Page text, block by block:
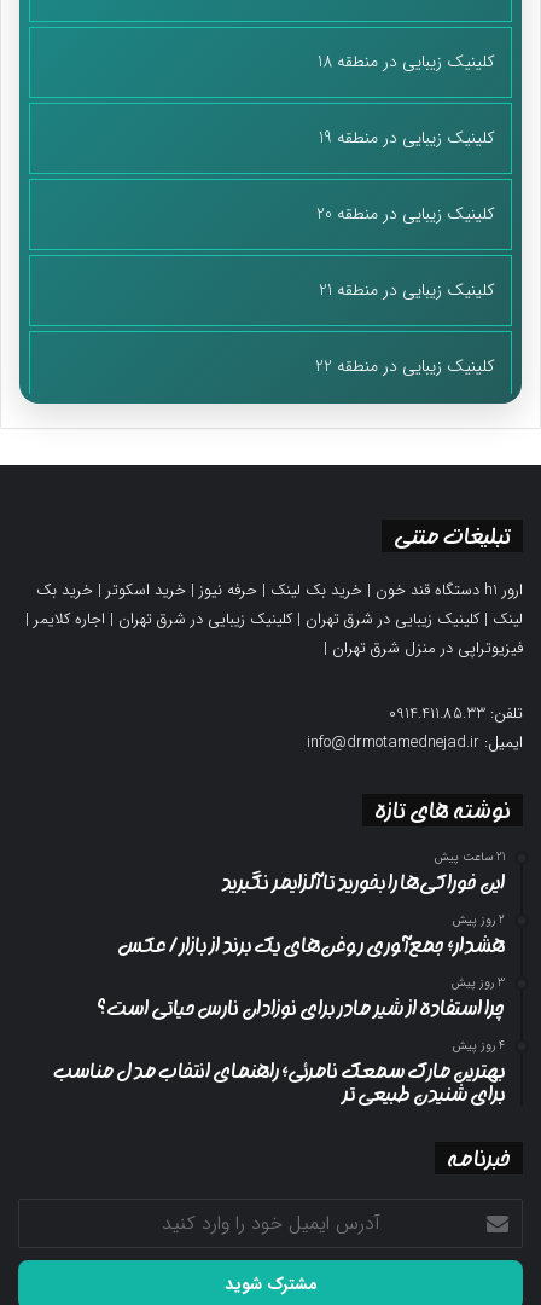
کلینیک زیبایی در منطقه 18
کلینیک زیبایی در منطقه 19
کلینیک زیبایی در منطقه 20
کلینیک زیبایی در منطقه 21
کلینیک زیبایی در منطقه 22
تبلیغات متنی
ارور h1 دستگاه قند خون | خرید بک لینک | حرفه نیوز | خرید اسکوتر | خرید بک
لینک |کلینیک زیبایی در شرق تهران |کلینیک زیبایی در شرق تهران | اجاره کلایمر |
فیزیوتراپی در منزل شرق تهران |
تلفن: 0914.411.85.33
ایمیل: info@drmotamednejad.ir
نوشته های تازه
21 ساعت پیش
این خوراکی‌ها را بخورید تا آلزایمر نگیرید
2 روز پیش
هشدار؛ جمع‌آوری روغن‌های یک برند از بازار/ عکس
3 روز پیش
چرا استفاده از شیر مادر برای نوزادان نارس حیاتی است؟
4 روز پیش
بهترین مارک سمعک نامرئی؛ راهنمای انتخاب مدل مناسب
برای شنیدن طبیعی تر
خبرنامه
آدرس
ایمیل
خود